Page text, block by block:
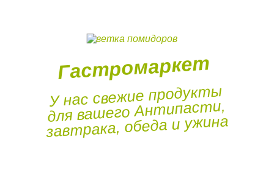
Гастромаркет
У нас свежие продукты
для вашего Антипасти,
завтрака, обеда и ужина